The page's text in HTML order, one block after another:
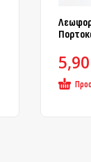
5,90